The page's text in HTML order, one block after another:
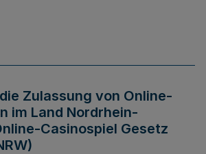
Zulassung von Online-
im Land Nordrhein-
Casinospiel Gesetz